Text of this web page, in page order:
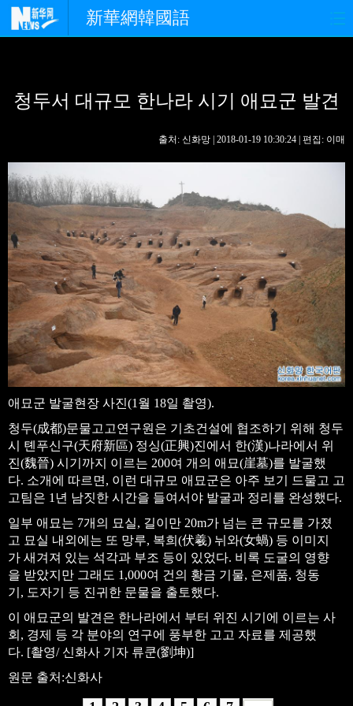
新華網韓國語
경제 사회 포토
핫 TV 문화
연예 관광
생생 중국어
청두서 대규모 한나라 시기 애묘군 발견
출처: 신화망 | 2018-01-19 10:30:24 | 편집: 이매
애묘군 발굴현장 사진(1월 18일 촬영).
청두(成都)문물고고연구원은 기초건설에 협조하기 위해 청두
시 톈푸신구(天府新區) 정싱(正興)진에서 한(漢)나라에서 위
진(魏晉) 시기까지 이르는 200여 개의 애묘(崖墓)를 발굴했
다. 소개에 따르면, 이런 대규모 애묘군은 아주 보기 드물고 고
고팀은 1년 남짓한 시간을 들여서야 발굴과 정리를 완성했다.
일부 애묘는 7개의 묘실, 길이만 20m가 넘는 큰 규모를 가졌
고 묘실 내외에는 또 망루, 복희(伏羲) 뉘와(女蝸) 등 이미지
가 새겨져 있는 석각과 부조 등이 있었다. 비록 도굴의 영향
을 받았지만 그래도 1,000여 건의 황금 기물, 은제품, 청동
기, 도자기 등 진귀한 문물을 출토했다.
이 애묘군의 발견은 한나라에서 부터 위진 시기에 이르는 사
회, 경제 등 각 분야의 연구에 풍부한 고고 자료를 제공했
다. [촬영/ 신화사 기자 류쿤(劉坤)]
원문 출처:신화사